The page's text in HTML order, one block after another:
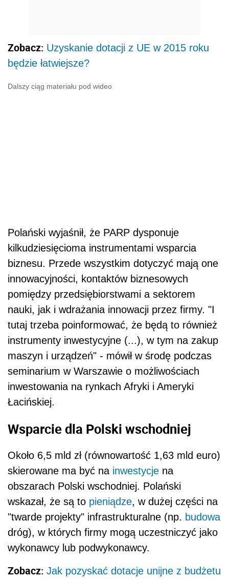
Zobacz: Uzyskanie dotacji z UE w 2015 roku
będzie łatwiejsze?
Dalszy ciąg materiału pod wideo
Polański wyjaśnił, że PARP dysponuje
kilkudziesięcioma instrumentami wsparcia
biznesu. Przede wszystkim dotyczyć mają one
innowacyjności, kontaktów biznesowych
pomiędzy przedsiębiorstwami a sektorem
nauki, jak i wdrażania innowacji przez firmy. "I
tutaj trzeba poinformować, że będą to również
instrumenty inwestycyjne (...), w tym na zakup
maszyn i urządzeń" - mówił w środę podczas
seminarium w Warszawie o możliwościach
inwestowania na rynkach Afryki i Ameryki
Łacińskiej.
Wsparcie dla Polski wschodniej
Około 6,5 mld zł (równowartość 1,63 mld euro)
skierowane ma być na inwestycje na
obszarach Polski wschodniej. Polański
wskazał, że są to pieniądze, w dużej części na
"twarde projekty" infrastrukturalne (np. budowa
dróg), w których firmy mogą uczestniczyć jako
wykonawcy lub podwykonawcy.
Zobacz: Jak pozyskać dotacje unijne z budżetu